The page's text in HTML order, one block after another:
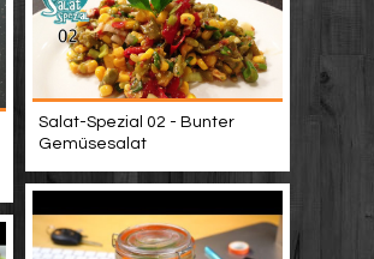
Salat-Spezial 02 - Bunter
Gemüsesalat